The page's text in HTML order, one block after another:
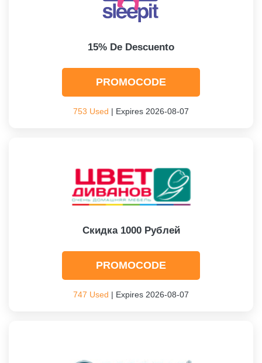
15% De Descuento
PROMOCODE
753 Used | Expires 2026-08-07
Скидка 1000 Рублей
PROMOCODE
747 Used | Expires 2026-08-07